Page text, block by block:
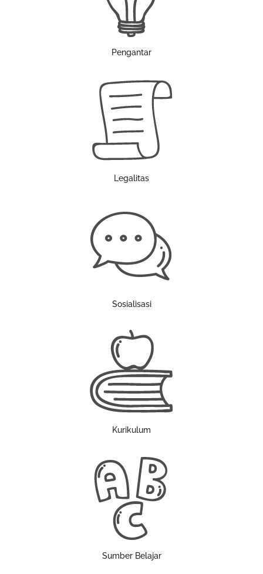
Pengantar
Legalitas
Sosialisasi
Kurikulum
Sumber Belajar